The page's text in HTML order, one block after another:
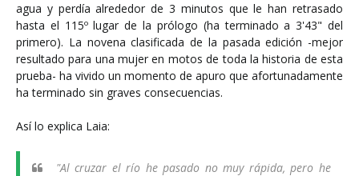
agua y perdía alrededor de 3 minutos que le han retrasado
hasta el 115º lugar de la prólogo (ha terminado a 3'43" del
primero). La novena clasificada de la pasada edición -mejor
resultado para una mujer en motos de toda la historia de esta
prueba- ha vivido un momento de apuro que afortunadamente
ha terminado sin graves consecuencias.
Así lo explica Laia:
"Al cruzar el río he pasado no muy rápida, pero he